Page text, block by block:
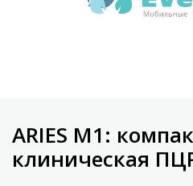
ARIES M1:
клиническая